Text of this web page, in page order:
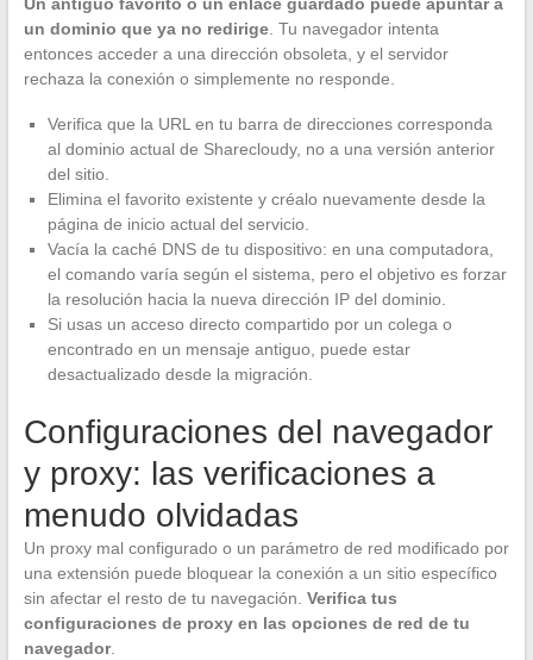
un dominio que ya no redirige. Tu navegador intenta
entonces acceder a una dirección obsoleta, y el servidor
rechaza la conexión o simplemente no responde.
Verifica que la URL en tu barra de direcciones corresponda
al dominio actual de Sharecloudy, no a una versión anterior
del sitio.
Elimina el favorito existente y créalo nuevamente desde la
página de inicio actual del servicio.
Vacía la caché DNS de tu dispositivo: en una computadora,
el comando varía según el sistema, pero el objetivo es forzar
la resolución hacia la nueva dirección IP del dominio.
Si usas un acceso directo compartido por un colega o
encontrado en un mensaje antiguo, puede estar
desactualizado desde la migración.
Configuraciones del navegador
y proxy: las verificaciones a
menudo olvidadas
Un proxy mal configurado o un parámetro de red modificado por
una extensión puede bloquear la conexión a un sitio específico
sin afectar el resto de tu navegación. Verifica tus
configuraciones de proxy en las opciones de red de tu
navegador.